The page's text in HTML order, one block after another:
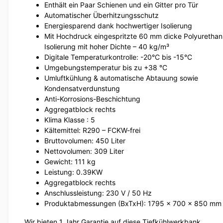
Enthält ein Paar Schienen und ein Gitter pro Tür
Automatischer Überhitzungsschutz
Energiesparend dank hochwertiger Isolierung
Mit Hochdruck eingespritzte 60 mm dicke
Isolierung mit hoher Dichte – 40 kg/m³
Digitale Temperaturkontrolle: -20°C bis -15°C
Umgebungstemperatur bis zu +38 °C
Umluftkühlung & automatische Abtauung sowie
Kondensatverdunstung
Anti-Korrosions-Beschichtung
Aggregatblock rechts
Klima Klasse : 5
Kältemittel: R290 – FCKW-frei
Bruttovolumen: 450 Liter
Nettovolumen: 309 Liter
Gewicht: 111 kg
Leistung: 0.39KW
Aggregatblock rechts
Anschlussleistung: 230 V / 50 Hz
Produktabmessungen (BxTxH): 1795 x 700 x 850 mm